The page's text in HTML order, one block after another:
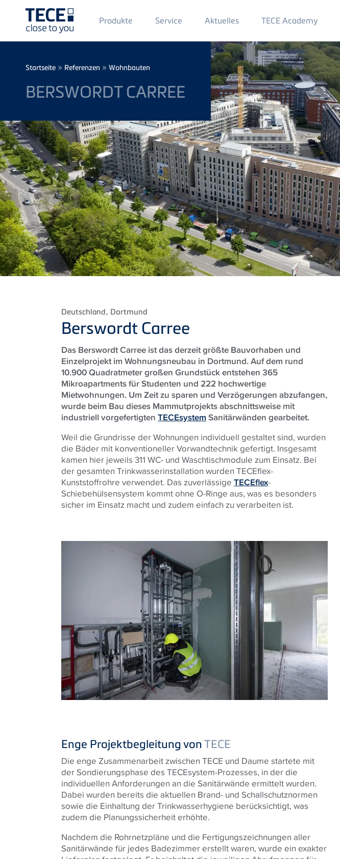
Main
Menü
1
Produkte Service Aktuelles TECE Academy
2
Breadcrumb
Startseite » Referenzen » Wohnbauten
BERSWORDT CARREE
Deutschland, Dortmund
Berswordt Carree
Das Berswordt Carree ist das derzeit größte Bauvorhaben und
Einzelprojekt im Wohnungsneubau in Dortmund. Auf dem rund
10.900 Quadratmeter großen Grundstück entstehen 365
Mikroapartments für Studenten und 222 hochwertige
Mietwohnungen. Um Zeit zu sparen und Verzögerungen abzufangen,
wurde beim Bau dieses Mammutprojekts abschnittsweise mit
industriell vorgefertigten TECEsystem Sanitärwänden gearbeitet.
Weil die Grundrisse der Wohnungen individuell gestaltet sind, wurden
die Bäder mit konventioneller Vorwandtechnik gefertigt. Insgesamt
kamen hier jeweils 311 WC- und Waschtischmodule zum Einsatz. Bei
der gesamten Trinkwasserinstallation wurden TECEflex-
Kunststoffrohre verwendet. Das zuverlässige TECEflex-
Schiebehülsensystem kommt ohne O-Ringe aus, was es besonders
sicher im Einsatz macht und zudem einfach zu verarbeiten ist.
Enge Projektbegleitung vonTECE
Die enge Zusammenarbeit zwischen TECE und Daume startete mit
der Sondierungsphase des TECEsystem-Prozesses, in der die
individuellen Anforderungen an die Sanitärwände ermittelt wurden.
Dabei wurden bereits die aktuellen Brand- und Schallschutznormen
sowie die Einhaltung der Trinkwasserhygiene berücksichtigt, was
zudem die Planungssicherheit erhöhte.
Nachdem die Rohrnetzpläne und die Fertigungszeichnungen aller
Sanitärwände für jedes Badezimmer erstellt waren, wurde ein exakter